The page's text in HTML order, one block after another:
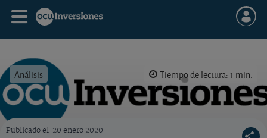
Análisis Tiempo de lectura: 1 min.
Publicado el 20 enero 2020